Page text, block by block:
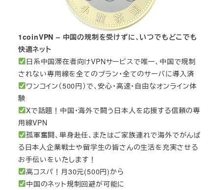
1coinVPN – 中国の規制を受けずに、いつでもどこでも
快適ネット
日系中国滞在者向けVPNサービスで唯一、中国で規制
されない専用線を全てのプラン・全てのサーバに導入済
ワンコイン（500円）で、安心・高速・自由なオンライン体
験
Xで話題！中国・海外で闘う日本人を応援する信頼の専
用線VPN
孤軍奮闘、単身赴任、またはご家族連れで海外でがんば
る日本人企業戦士や留学生の皆さんの生活を充実させる
お手伝いをいたします！
高コスパ！月30元(500円)から
中国のネット規制回避が可能に